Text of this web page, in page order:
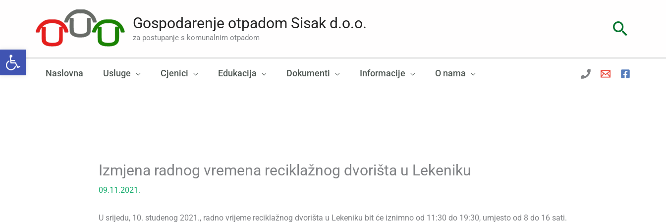
Open toolbar
Gospodarenje otpadom Sisak d.o.o.
za postupanje s komunalnim otpadom
Naslovna Usluge Cjenici Edukacija Dokumenti Informacije O nama
Izmjena radnog vremena reciklažnog dvorišta u Lekeniku
09.11.2021.
U srijedu, 10. studenog 2021., radno vrijeme reciklažnog dvorišta u Lekeniku bit će iznimno od 11:30 do 19:30, umjesto od 8 do 16 sati.